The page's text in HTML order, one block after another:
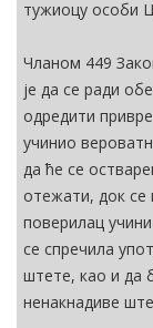
тужиоцу особи
Чланом 449
је да се ради
одредити
учинио
да ће се
отежати, док
поверилац
се спречила
штете, као и да
ненакнадиве